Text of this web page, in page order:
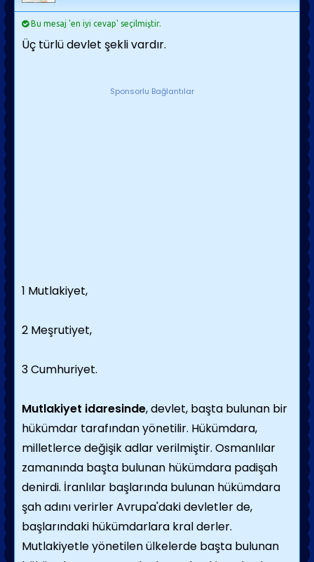
Bu mesaj 'en iyi cevap' seçilmiştir.
Üç türlü devlet şekli vardır.
Sponsorlu Bağlantılar
1 Mutlakiyet,
2 Meşrutiyet,
3 Cumhuriyet.
Mutlakiyet idaresinde, devlet, başta bulunan bir
hükümdar tarafından yönetilir. Hükümdara,
milletlerce değişik adlar verilmiştir. Osmanlılar
zamanında başta bulunan hükümdara padişah
denirdi. İranlılar başlarında bulunan hükümdara
şah adını verirler Avrupa'daki devletler de,
başlarındaki hükümdarlara kral derler.
Mutlakiyetle yönetilen ülkelerde başta bulunan